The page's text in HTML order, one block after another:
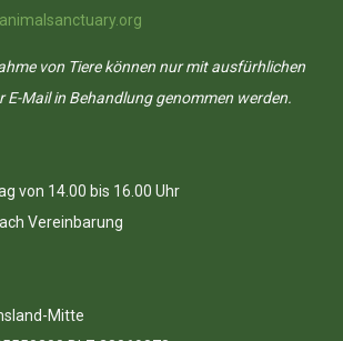
von Tiere können nur mit ausfürhlichen
E-Mail in Behandlung genommen werden.
von 14.00 bis 16.00 Uhr
Vereinbarung
Mitte